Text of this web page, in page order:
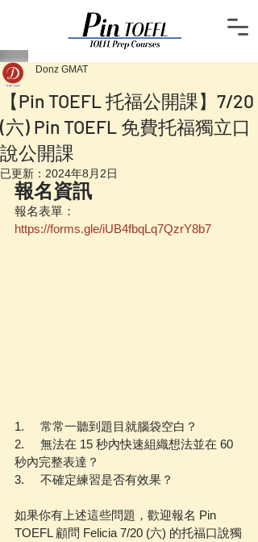
【Pin TOEFL 托福公開課】7/20
(六) Pin TOEFL 免費托福獨立口
說公開課
Donz GMAT
已更新： 2024年8月2日
報名資訊
報名表單：
https://forms.gle/iUB4fbqLq7QzrY8b7
1.     常常一聽到題目就腦袋空白？
2.     無法在 15 秒內快速組織想法並在 60
秒內完整表達？
3.     不確定練習是否有效果？
如果你有上述這些問題，歡迎報名 Pin
TOEFL 顧問 Felicia 7/20 (六) 的托福口說獨